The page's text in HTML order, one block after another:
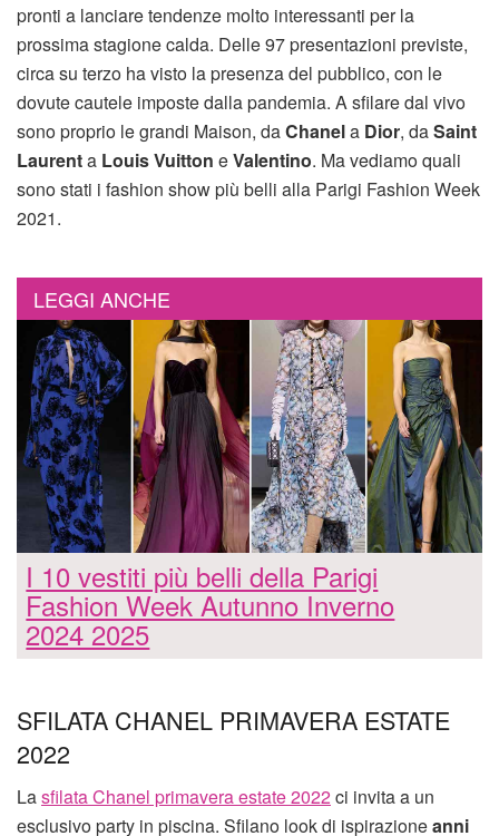
pronti a lanciare tendenze molto interessanti per la
prossima stagione calda. Delle 97 presentazioni previste,
circa su terzo ha visto la presenza del pubblico, con le
dovute cautele imposte dalla pandemia. A sfilare dal vivo
sono proprio le grandi Maison, daChanela Dior, daSaint
Laurenta Louis Vuitton eValentino. Ma vediamo quali
sono stati i fashion show più belli alla Parigi Fashion Week
2021.
LEGGI ANCHE
I 10 vestiti più belli della Parigi
Fashion Week Autunno Inverno
2024 2025
SFILATA CHANEL PRIMAVERA ESTATE
2022
Lasfilata Chanel primavera estate 2022ci invita a un
esclusivo party in piscina. Sfilano look di ispirazioneanni